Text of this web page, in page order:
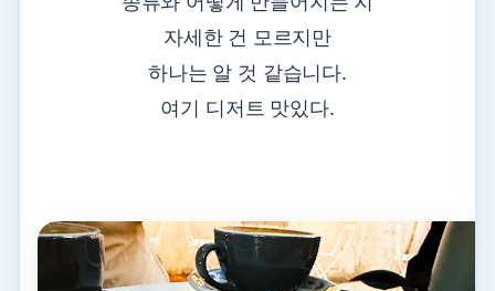
자세한 건 모르지만
하나는 알 것 같습니다.
여기 디저트 맛있다.